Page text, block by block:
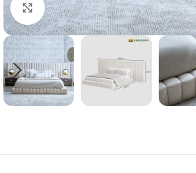
Click to enlarge